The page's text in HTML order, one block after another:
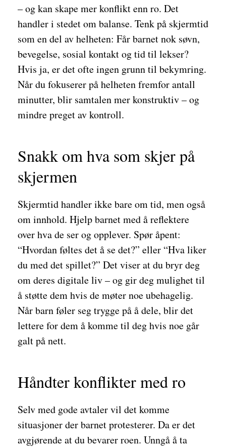
– og kan skape mer konflikt enn ro. Det
handler i stedet om balanse. Tenk på skjermtid
som en del av helheten: Får barnet nok søvn,
bevegelse, sosial kontakt og tid til lekser?
Hvis ja, er det ofte ingen grunn til bekymring.
Når du fokuserer på helheten fremfor antall
minutter, blir samtalen mer konstruktiv – og
mindre preget av kontroll.
Snakk om hva som skjer på
skjermen
Skjermtid handler ikke bare om tid, men også
om innhold. Hjelp barnet med å reflektere
over hva de ser og opplever. Spør åpent:
“Hvordan føltes det å se det?” eller “Hva liker
du med det spillet?” Det viser at du bryr deg
om deres digitale liv – og gir deg mulighet til
å støtte dem hvis de møter noe ubehagelig.
Når barn føler seg trygge på å dele, blir det
lettere for dem å komme til deg hvis noe går
galt på nett.
Håndter konflikter med ro
Selv med gode avtaler vil det komme
situasjoner der barnet protesterer. Da er det
avgjørende at du bevarer roen. Unngå å ta